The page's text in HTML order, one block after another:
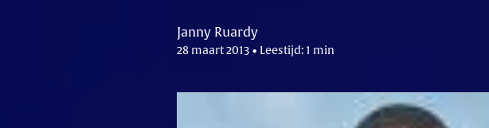
Janny Ruardy
28 maart 2013 • Leestijd: 1 min